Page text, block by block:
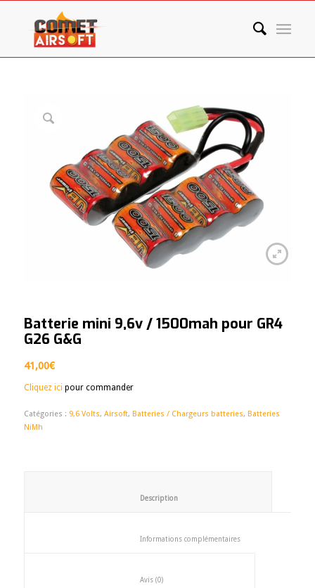
Batterie mini 9,6v / 1500mah pour GR4
G26 G&G
41,00€
Cliquez ici pour commander
Catégories : 9,6 Volts, Airsoft, Batteries / Chargeurs batteries, Batteries
NiMh
						Description
Informations
						Avis (0)